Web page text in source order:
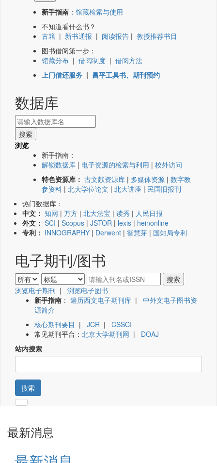
新手指南 ： 馆藏检索与使用
不知道看什么书？
古籍 | 新书通报 | 阅读报告 | 教授推荐书目
图书借阅第一步：
馆藏分布 | 借阅制度 | 借阅方法
上门借还服务 | 昌平工具书、期刊预约
数据库
浏览
新手指南：
解锁数据库 | 电子资源的检索与利用 | 校外访问
特色资源库： 古文献资源库 | 多媒体资源 | 数字教
参资料 | 北大学位论文 | 北大讲座 | 民国旧报刊
热门数据库：
中文： 知网 | 万方 | 北大法宝 | 读秀 | 人民日报
外文： SCI | Scopus | JSTOR | lexis | heinonline
专利： INNOGRAPHY | Derwent | 智慧芽 | 国知局专利
电子期刊/图书
浏览电子期刊 | 浏览电子图书
新手指南 ： 遍历西文电子期刊库 | 中外文电子图书资
源简介
核心期刊要目 | JCR | CSSCI
常见期刊平台： 北京大学期刊网 | DOAJ
站内搜索
搜索
最新消息